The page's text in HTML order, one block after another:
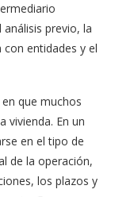
previo, la
entidades y el
que muchos
vivienda. En un
en el tipo de
de la operación,
los plazos y